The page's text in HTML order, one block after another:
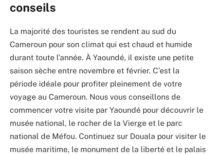
conseils
La majorité des touristes se rendent au sud du
Cameroun pour son climat qui est chaud et humide
durant toute l’année. À Yaoundé, il existe une petite
saison sèche entre novembre et février. C’est la
période idéale pour profiter pleinement de votre
voyage au Cameroun. Nous vous conseillons de
commencer votre visite par Yaoundé pour découvrir le
musée national, le rocher de la Vierge et le parc
national de Méfou. Continuez sur Douala pour visiter le
musée maritime, le monument de la liberté et le palais